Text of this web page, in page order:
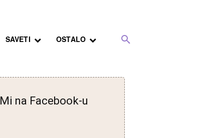
SAVETI OSTALO
Mi na Facebook-u